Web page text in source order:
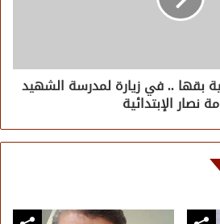
بقها .. في زيارة لمدرسة الشهيد
نصار الإبتدائية